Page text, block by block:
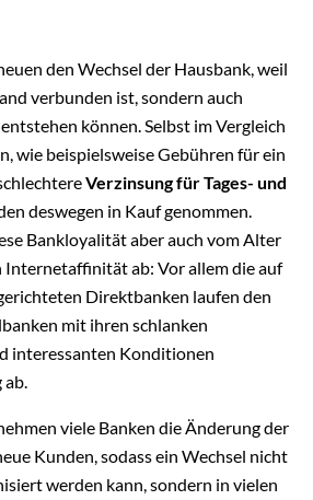
den Wechsel der Hausbank, weil
verbunden ist, sondern auch
können. Selbst im Vergleich
wie beispielsweise Gebühren für ein
Verzinsung für Tages- und
deswegen in Kauf genommen.
Bankloyalität aber auch vom Alter
Internetaffinität ab: Vor allem die auf
Direktbanken laufen den
mit ihren schlanken
interessanten Konditionen
ab.
viele Banken die Änderung der
Kunden, sodass ein Wechsel nicht
werden kann, sondern in vielen